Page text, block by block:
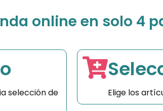
online en solo 4
selección de
Elige los